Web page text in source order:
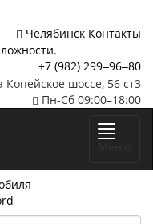
Челябинск Контакты
+7 (982) 299‒96‒80
Копейское шоссе, 56 ст3​
Пн-Сб 09:00–18:00